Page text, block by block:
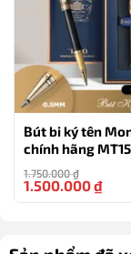
Bút bi ký tên
chính hãng
đen cao cấp quà
nhân
1.750.000₫
1.500.000₫